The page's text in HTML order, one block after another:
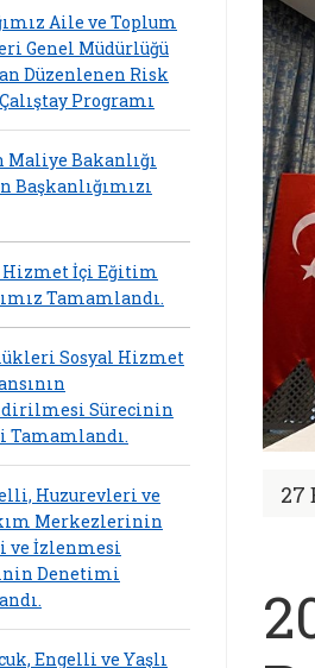
27
Aile ve Toplum
Genel Müdürlüğü
Düzenlenen Risk
Programı
Maliye Bakanlığı
Başkanlığımızı
Hizmet İçi Eğitim
Tamamlandı.
Sosyal Hizmet
Sürecinin
Tamamlandı.
Huzurevleri ve
Merkezlerinin
ve İzlenmesi
Denetimi
Engelli ve Yaşlı